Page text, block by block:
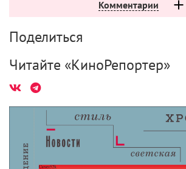
в итоге заработал в кинотеатрах
рейтингом R в истории.